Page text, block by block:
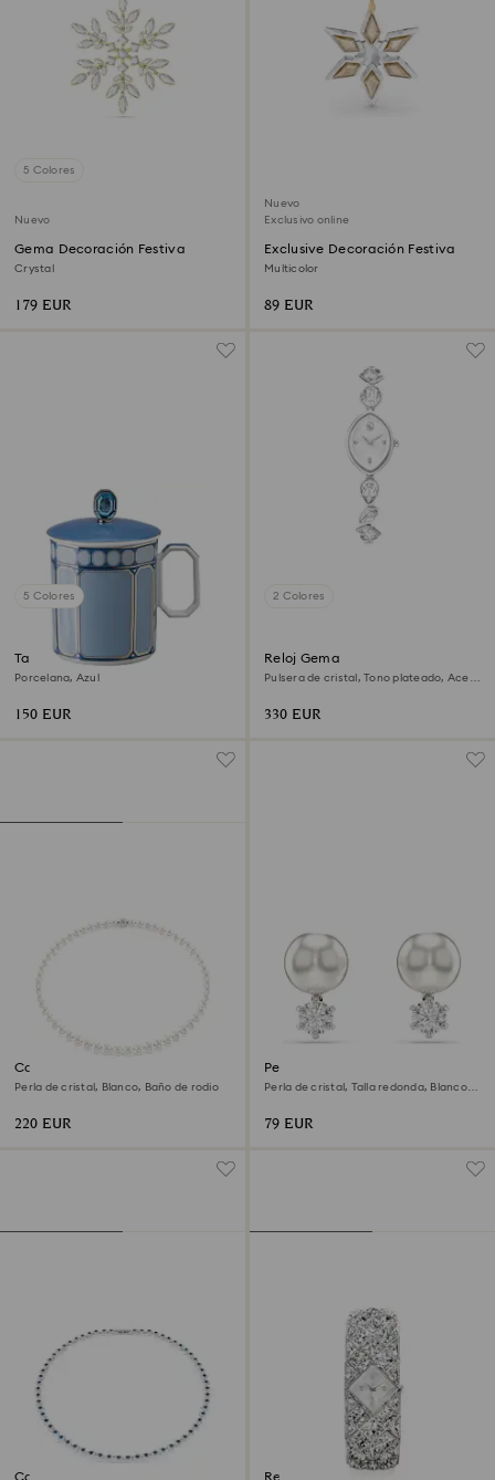
5 Colores
Nuevo
Gema Decoración Festiva
Crystal
179 EUR
Nuevo
Exclusivo online
Exclusive Decoración Festiva
Multicolor
89 EUR
5 Colores
Taza con tapa Signum
Porcelana, Azul
150 EUR
2 Colores
Reloj Gema
Pulsera de cristal, Tono plateado, Acero
330 EUR
Collar Matrix
Perla de cristal, Blanco, Baño de rodio
220 EUR
Pendientes de botón Matrix
Perla de cristal, Talla redonda, Blancos,
79 EUR
Collar Una Angelic Reloj Curiosa bangle